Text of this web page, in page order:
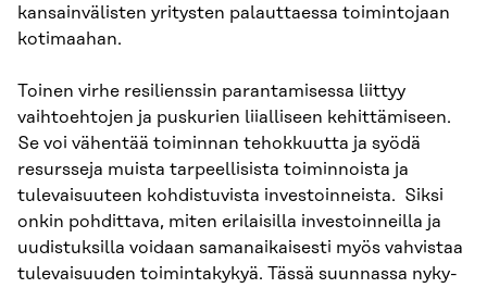
kansainvälisten yritysten palauttaessa toimintojaan
kotimaahan.
Toinen virhe resilienssin parantamisessa liittyy
vaihtoehtojen ja puskurien liialliseen kehittämiseen.
Se voi vähentää toiminnan tehokkuutta ja syödä
resursseja muista tarpeellisista toiminnoista ja
tulevaisuuteen kohdistuvista investoinneista. Siksi
onkin pohdittava, miten erilaisilla investoinneilla ja
uudistuksilla voidaan samanaikaisesti myös vahvistaa
tulevaisuuden toimintakykyä. Tässä suunnassa nyky-